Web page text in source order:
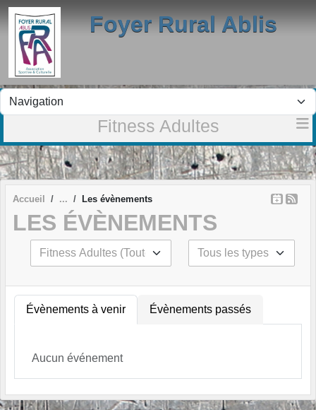
Foyer Rural Ablis
Fitness Adultes
Accueil Les évènements
LES ÉVÈNEMENTS
Évènements à venir Évènements passés
Aucun événement
Panneau de gestion des cookies